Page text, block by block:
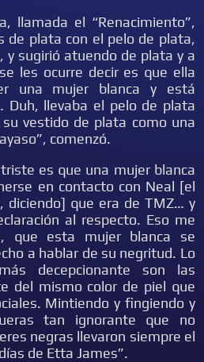
llamada el “Renacimiento”,
de plata con el pelo de plata,
y sugirió atuendo de plata y a
les ocurre decir es que ella
una mujer blanca y está
Duh, llevaba el pelo de plata
vestido de plata como una
comenzó.
es que una mujer blanca
en contacto con Neal [el
diciendo] que era de TMZ… y
al respecto. Eso me
que esta mujer blanca se
a hablar de su negritud. Lo
decepcionante son las
del mismo color de piel que
Mintiendo y fingiendo y
tan ignorante que no
negras llevaron siempre el
de Etta James”.